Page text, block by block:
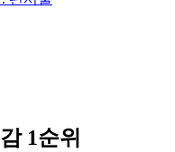
1순위